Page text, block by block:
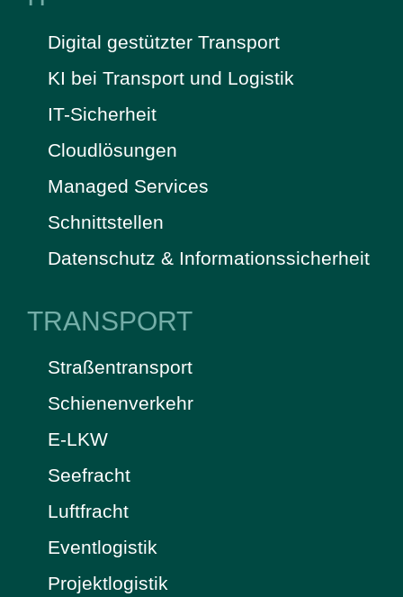
Digital gestützter Transport
KI bei Transport und Logistik
IT-Sicherheit
Cloudlösungen
Managed Services
Schnittstellen
Datenschutz & Informationssicherheit
TRANSPORT
Straßentransport
Schienenverkehr
E-LKW
Seefracht
Luftfracht
Eventlogistik
Projektlogistik